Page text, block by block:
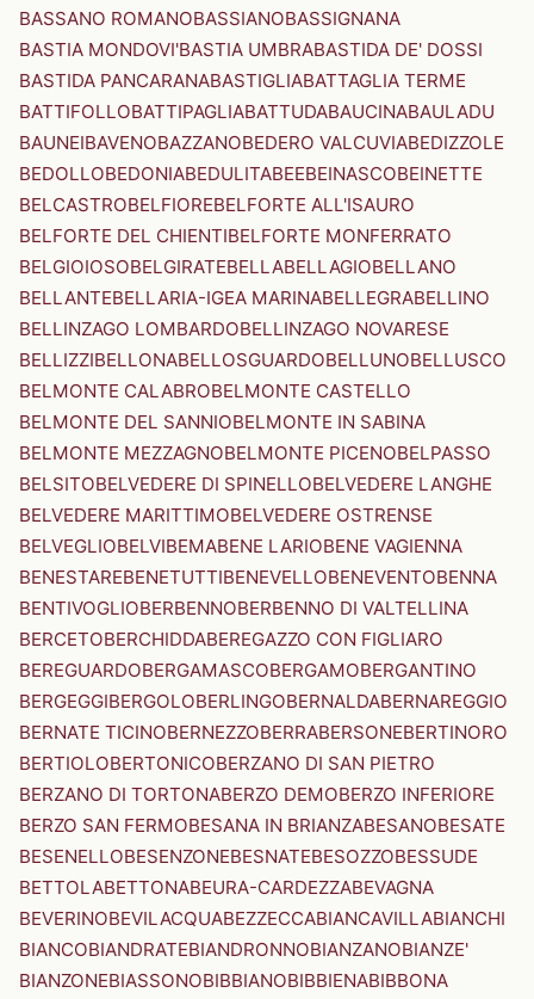
BASSANO ROMANOBASSIANOBASSIGNANA
BASTIA MONDOVI'BASTIA UMBRABASTIDA DE' DOSSI
BASTIDA PANCARANABASTIGLIABATTAGLIA TERME
BATTIFOLLOBATTIPAGLIABATTUDABAUCINABAULADU
BAUNEIBAVENOBAZZANOBEDERO VALCUVIABEDIZZOLE
BEDOLLOBEDONIABEDULITABEEBEINASCOBEINETTE
BELCASTROBELFIOREBELFORTE ALL'ISAURO
BELFORTE DEL CHIENTIBELFORTE MONFERRATO
BELGIOIOSOBELGIRATEBELLABELLAGIOBELLANO
BELLANTEBELLARIA-IGEA MARINABELLEGRABELLINO
BELLINZAGO LOMBARDOBELLINZAGO NOVARESE
BELLIZZIBELLONABELLOSGUARDOBELLUNOBELLUSCO
BELMONTE CALABROBELMONTE CASTELLO
BELMONTE DEL SANNIOBELMONTE IN SABINA
BELMONTE MEZZAGNOBELMONTE PICENOBELPASSO
BELSITOBELVEDERE DI SPINELLOBELVEDERE LANGHE
BELVEDERE MARITTIMOBELVEDERE OSTRENSE
BELVEGLIOBELVIBEMABENE LARIOBENE VAGIENNA
BENESTAREBENETUTTIBENEVELLOBENEVENTOBENNA
BENTIVOGLIOBERBENNOBERBENNO DI VALTELLINA
BERCETOBERCHIDDABEREGAZZO CON FIGLIARO
BEREGUARDOBERGAMASCOBERGAMOBERGANTINO
BERGEGGIBERGOLOBERLINGOBERNALDABERNAREGGIO
BERNATE TICINOBERNEZZOBERRABERSONEBERTINORO
BERTIOLOBERTONICOBERZANO DI SAN PIETRO
BERZANO DI TORTONABERZO DEMOBERZO INFERIORE
BERZO SAN FERMOBESANA IN BRIANZABESANOBESATE
BESENELLOBESENZONEBESNATEBESOZZOBESSUDE
BETTOLABETTONABEURA-CARDEZZABEVAGNA
BEVERINOBEVILACQUABEZZECCABIANCAVILLABIANCHI
BIANCOBIANDRATEBIANDRONNOBIANZANOBIANZE'
BIANZONEBIASSONOBIBBIANOBIBBIENABIBBONA